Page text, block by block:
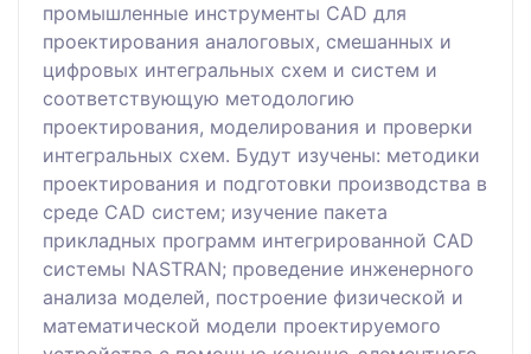
промышленные инструменты CAD для
проектирования аналоговых, смешанных и
цифровых интегральных схем и систем и
соответствующую методологию
проектирования, моделирования и проверки
интегральных схем. Будут изучены: методики
проектирования и подготовки производства в
среде CAD систем; изучение пакета
прикладных программ интегрированной CAD
системы NASTRAN; проведение инженерного
анализа моделей, построение физической и
математической модели проектируемого